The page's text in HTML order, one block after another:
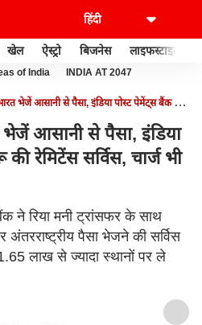
खेल ऐस्ट्रो बिजनेस लाइफस्टाइल
of India INDIA AT 2047
भेजें आसानी से पैसा, इंडिया पोस्ट पेमेंट्स बैंक ने
आसानी से पैसा, इंडिया
रेमिटेंस सर्विस, चार्ज भी
ने रिया मनी ट्रांसफर के साथ
अंतरराष्ट्रीय पैसा भेजने की सर्विस
लाख से ज्यादा स्थानों पर ले